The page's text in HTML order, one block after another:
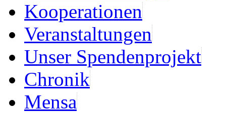
Kooperationen
Veranstaltungen
Unser Spendenprojekt
Chronik
Mensa